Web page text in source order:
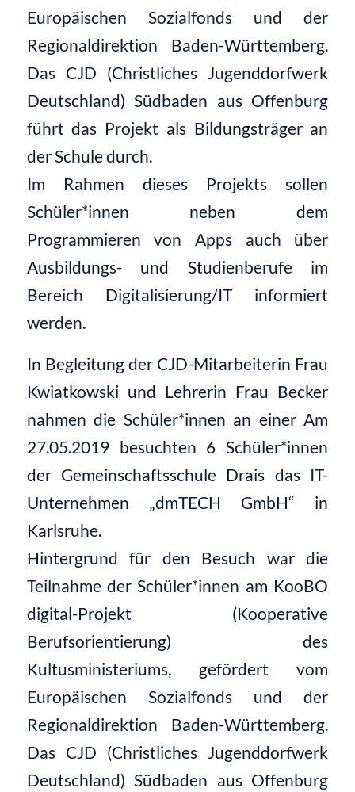
Europäischen Sozialfonds und der
Regionaldirektion Baden-Württemberg.
Das CJD (Christliches Jugenddorfwerk
Deutschland) Südbaden aus Offenburg
führt das Projekt als Bildungsträger an
der Schule durch.
Im Rahmen dieses Projekts sollen
Schüler*innen neben dem
Programmieren von Apps auch über
Ausbildungs- und Studienberufe im
Bereich Digitalisierung/IT informiert
werden.
In Begleitung der CJD-Mitarbeiterin Frau
Kwiatkowski und Lehrerin Frau Becker
nahmen die Schüler*innen an einer Am
27.05.2019 besuchten 6 Schüler*innen
der Gemeinschaftsschule Drais das IT-
Unternehmen „dmTECH GmbH“ in
Karlsruhe.
Hintergrund für den Besuch war die
Teilnahme der Schüler*innen am KooBO
digital-Projekt (Kooperative
Berufsorientierung) des
Kultusministeriums, gefördert vom
Europäischen Sozialfonds und der
Regionaldirektion Baden-Württemberg.
Das CJD (Christliches Jugenddorfwerk
Deutschland) Südbaden aus Offenburg